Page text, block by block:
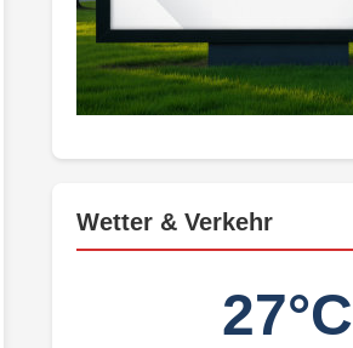
Wetter & Verkehr
27°C